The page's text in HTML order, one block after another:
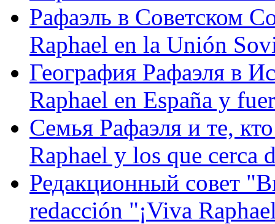
Рафаэль в Советском
Raphael en la Unión
География Рафаэля в
Raphael en España y
Семья Рафаэля и те,
Raphael y los que cerca
Редакционный совет
redacción "¡Viva